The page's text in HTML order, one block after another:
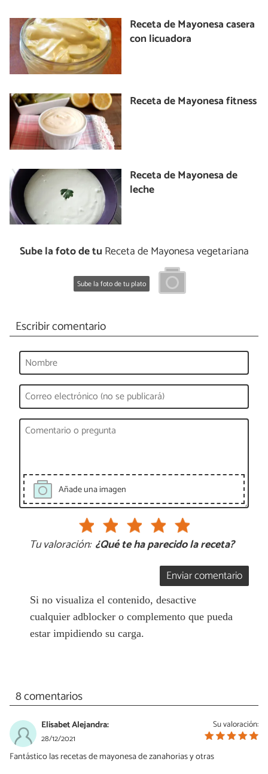
Receta de Mayonesa casera
con licuadora
Receta de Mayonesa fitness
Receta de Mayonesa de
leche
Sube la foto de tu Receta de Mayonesa vegetariana
Sube la foto de tu plato
Escribir comentario
Añade una imagen
Tu valoración: ¿Qué te ha parecido la receta?
Enviar comentario
Si no visualiza el contenido, desactive
cualquier adblocker o complemento que pueda
estar impidiendo su carga.
8 comentarios
Su valoración:
Elisabet Alejandra:
28/12/2021
Fantástico las recetas de mayonesa de zanahorias y otras